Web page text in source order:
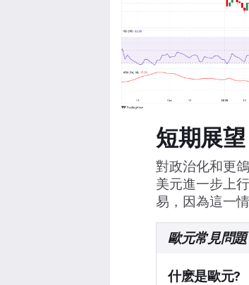
短期展望
對政治化和更
美元進一步上
易，因為這一
歐元常見問題
什麽是歐元?